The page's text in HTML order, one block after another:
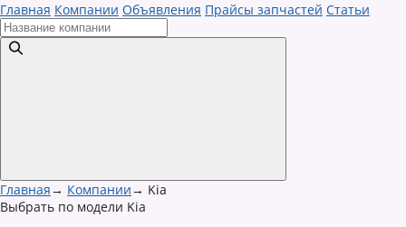
Главная Компании Объявления Прайсы запчастей Статьи
Главная→ Компании→ Kia
Выбрать по модели Kia